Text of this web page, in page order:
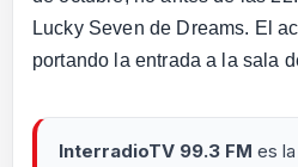
Lucky Seven de Dreams. El
portando la entrada a la sala
InterradioTV 99.3 FM es